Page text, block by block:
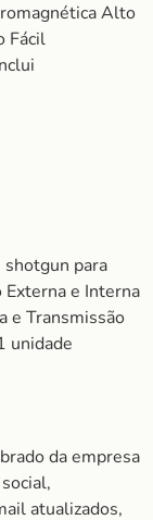
Alto
Fácil
para
Externa e Interna
e Transmissão
unidade
da empresa
atualizados,